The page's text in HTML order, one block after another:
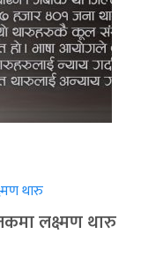
लक्ष्मण थारु